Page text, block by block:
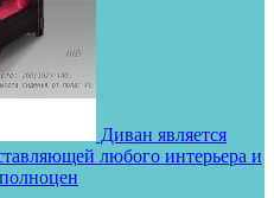
Диван является
любого интерьера и